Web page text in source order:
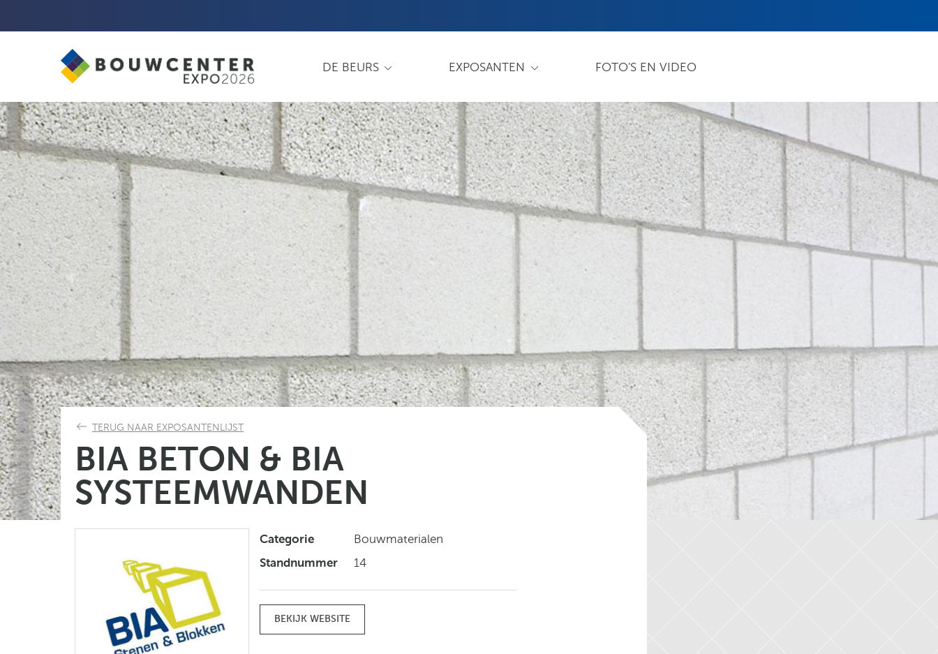
DE BEURS EXPOSANTEN FOTO'S EN VIDEO
TERUG NAAR EXPOSANTENLIJST
BIA BETON & BIA
SYSTEEMWANDEN
Categorie
Bouwmaterialen
Standnummer
14
BEKIJK WEBSITE